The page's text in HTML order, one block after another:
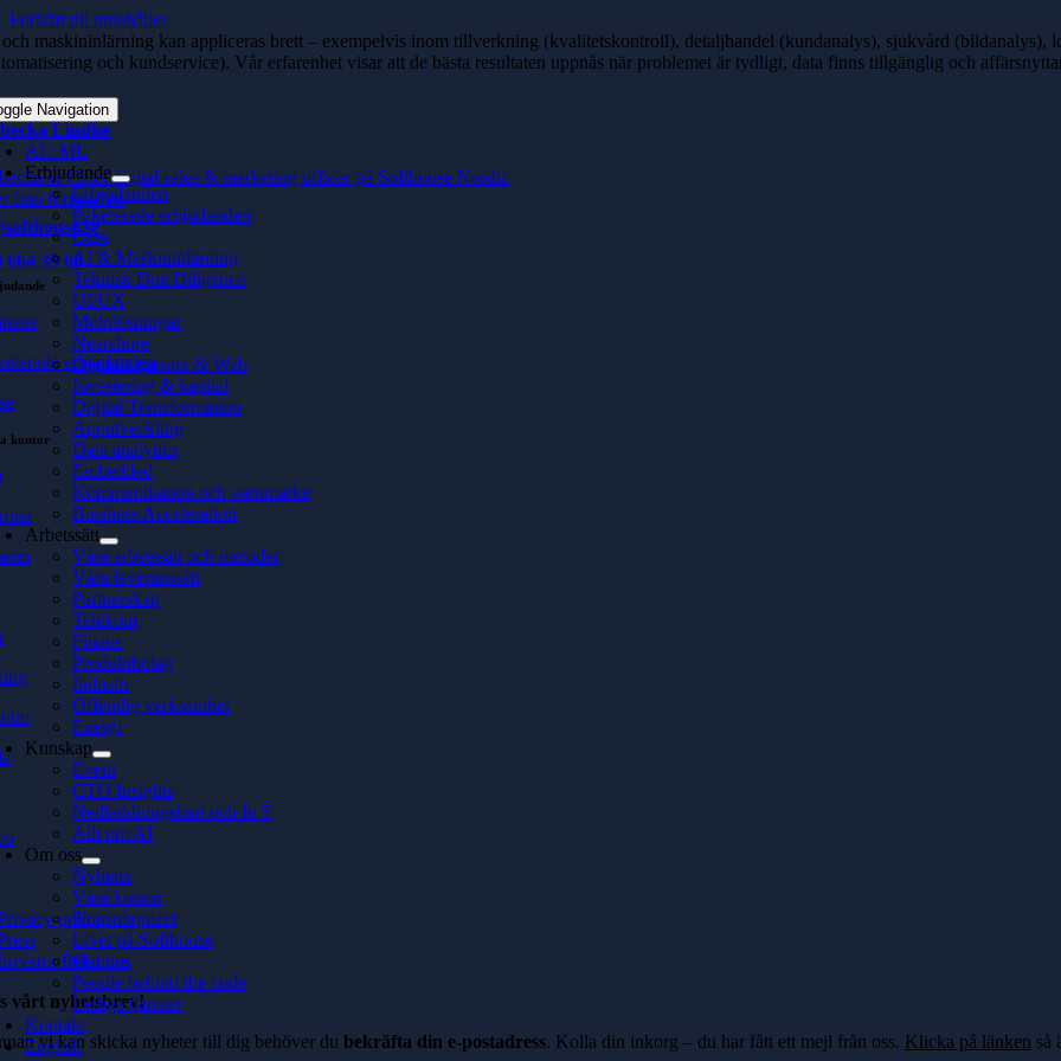
Fortsätt till innehållet
Navigation
AI / ML
Erbjudande
Erbjudanden
Paketerade erbjudanden
Case
AI & Maskininlärning
Teknisk Due Diligence
UI/UX
Molnlösningar
Nearshore
Digitala tjänster & Web
Investering & kapital
Digital Transformation
Apputveckling
Data analytics
Embedded
Kommunikation och varumärke
Business Acceleration
Arbetssätt
Våra arbetssätt och metoder
Våra leveranssätt
Partnerskap
Telekom
Finans
Produktbolag
Industri
Offentlig verksamhet
Energi
Kunskap
Event
CTO Insights
Nedladdningsbart och In 5
Allt om AI
Om oss
Nyheter
Våra kontor
Konsultquizet
Livet på Softhouse
Om oss
People behind the code
Lediga tjänster
Kontakt
English
maskininlärning kan appliceras brett – exempelvis inom tillverkning (kvalitetskontroll), detaljhandel (kundanalys), sjukvård (bildanalys),
och kundservice). Vår erfarenhet visar att de bästa resultaten uppnås när problemet är tydligt, data finns tillgänglig och
Lindhe
är Chief digital sales & marketing officer på Softhouse Nordic
från författaren
664 39 00
erbjudanden
kontor
policy
Relations
vårt nyhetsbrev!
vi kan skicka nyheter till dig behöver du bekräfta din e-postadress. Kolla din inkorg – du har fått ett mejl från oss. Klicka på länken så